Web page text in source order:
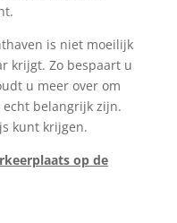
is niet moeilijk
krijgt. Zo bespaart u
u meer over om
belangrijk zijn.
kunt krijgen.
op de